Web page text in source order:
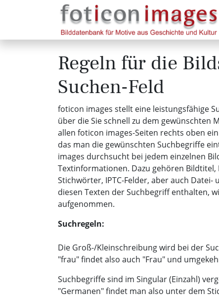
Regeln für die
Suchen-Feld
foticon images stellt eine leistungsfähige
über die Sie schnell zu dem gewünschten
allen foticon images-Seiten rechts oben
das man die gewünschten Suchbegriffe
images durchsucht bei jedem einzelnen
Textinformationen. Dazu gehören Bildtitel,
Stichwörter, IPTC-Felder, aber auch Datei-
diesen Texten der Suchbegriff enthalten,
aufgenommen.
Suchregeln:
Die Groß-/Kleinschreibung wird bei der
"frau" findet also auch "Frau" und
Suchbegriffe sind im Singular (Einzahl)
"Germanen" findet man also unter dem